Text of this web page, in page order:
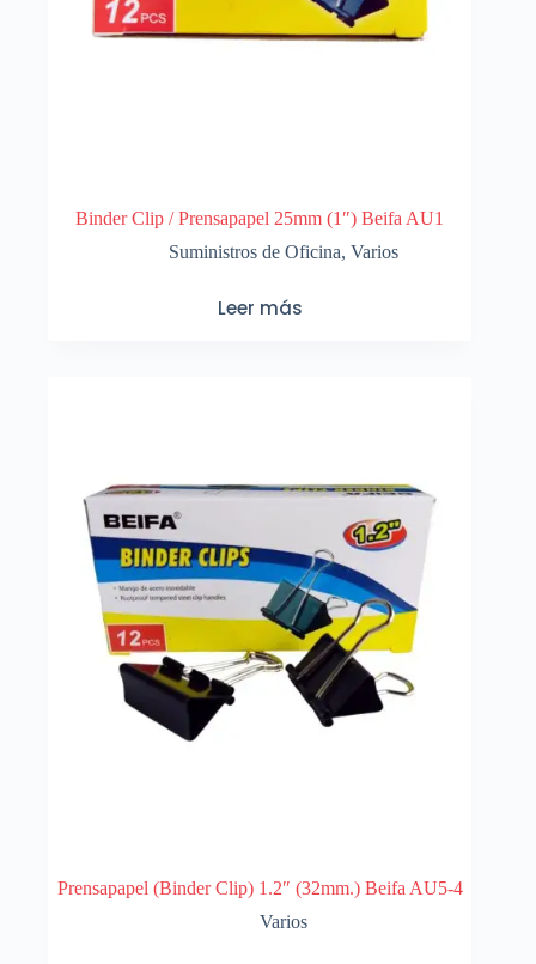
Binder Clip / Prensapapel 25mm (1″) Beifa AU1
Suministros de Oficina,Varios
Leer más
Prensapapel (Binder Clip) 1.2″ (32mm.) Beifa AU5-4
Varios